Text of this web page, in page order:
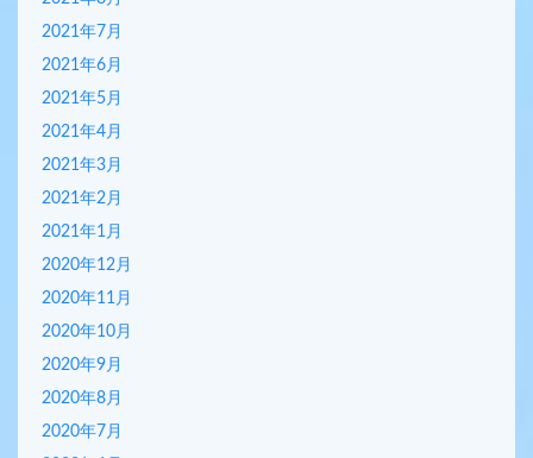
2021年7月
2021年6月
2021年5月
2021年4月
2021年3月
2021年2月
2021年1月
2020年12月
2020年11月
2020年10月
2020年9月
2020年8月
2020年7月